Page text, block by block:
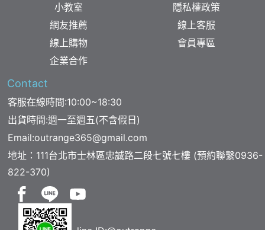
小教室
網友推薦
線上購物
企業合作
隱私權政策
線上客服
會員專區
Contact
客服在線時間:10:00~18:30
出貨時間:週一至週五(不含假日)
Email:outrange365@gmail.com
地址：111台北市士林區忠誠路二段七號七樓 (預約聯繫0936-
822-370)